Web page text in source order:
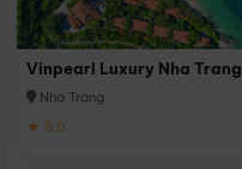
Vinpearl Luxury Nha Trang
Nha Trang
★ 5.0